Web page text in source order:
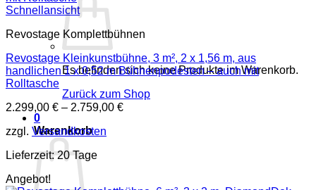
Es befinden sich keine Produkte im Warenkorb.
Zurück zum Shop
0
Warenkorb
Schnellansicht
Revostage Komplettbühnen
Revostage Kleinkunstbühne, 3 m², 2 x 1,56 m, aus
handlichen 1 x 0,52 m Bühnenpodesten – auch mit
Rolltasche
2.299,00 € – 2.759,00 €
zzgl. Versandkosten
Lieferzeit:20 Tage
Angebot!